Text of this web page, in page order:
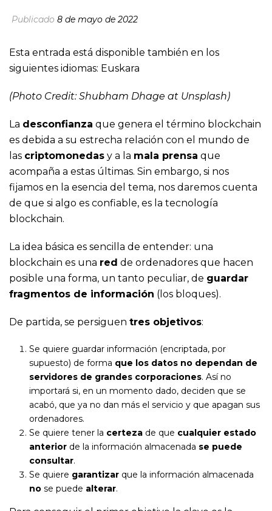
Publicado 8 de mayo de 2022
Esta entrada está disponible también en los
siguientes idiomas: Euskara
(Photo Credit:Shubham Dhage at Unsplash)
La desconfianza que genera el término blockchain
es debida a su estrecha relación con el mundo de
las criptomonedas y a la mala prensa que
acompaña a estas últimas. Sin embargo, si nos
fijamos en la esencia del tema, nos daremos cuenta
de que si algo es confiable, es la tecnología
blockchain.
La idea básica es sencilla de entender: una
blockchain es una red de ordenadores que hacen
posible una forma, un tanto peculiar, de guardar
fragmentos de información (los bloques).
De partida, se persiguen tres objetivos:
Se quiere guardar información (encriptada, por
supuesto) de forma que los datos no dependan de
servidores de grandes corporaciones. Así no
importará si, en un momento dado, deciden que se
acabó, que ya no dan más el servicio y que apagan sus
ordenadores.
Se quiere tener la certezade que cualquier estado
anteriorde la información almacenada se puede
consultar.
Se quiere garantizarque la información almacenada
nose puede alterar.